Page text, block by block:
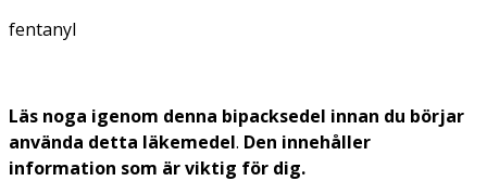
fentanyl
Läs noga igenom denna bipacksedel innan du börjar
använda detta läkemedel. Den innehåller
information som är viktig för dig.